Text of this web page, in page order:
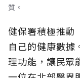
質。
健保署積極推動
自己的健康數
理功能，讓民眾